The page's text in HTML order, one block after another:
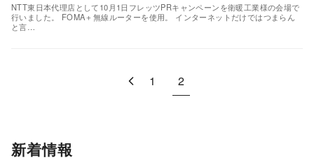
NTT東日本代理店として10月1日フレッツPRキャンペーンを衛暖工業様の会場で
行いました。 FOMA＋無線ルーターを使用。 インターネットだけではつまらん
と言…
1 2
新着情報